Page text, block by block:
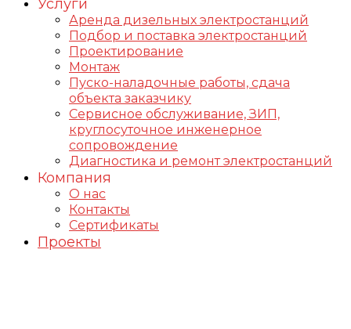
Услуги
Аренда дизельных электростанций
Подбор и поставка электростанций
Проектирование
Монтаж
Пуско-наладочные работы, сдача
объекта заказчику
Сервисное обслуживание, ЗИП,
круглосуточное инженерное
сопровождение
Диагностика и ремонт электростанций
Компания
О нас
Контакты
Сертификаты
Проекты